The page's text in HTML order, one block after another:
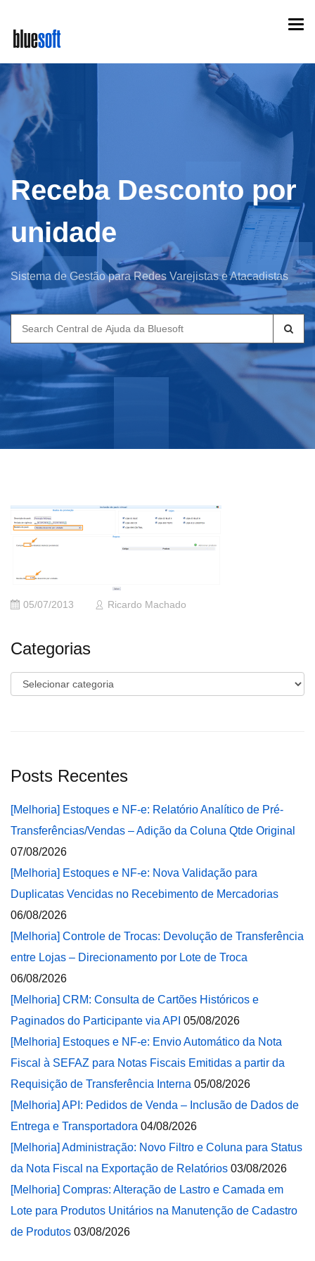
main
content
Receba Desconto por
unidade
Sistema de Gestão para Redes Varejistas e Atacadistas
Search
for:
05/07/2013 Ricardo Machado
Categorias
Categorias
Posts Recentes
[Melhoria] Estoques e NF-e: Relatório Analítico de Pré-
Transferências/Vendas – Adição da Coluna Qtde Original
07/08/2026
[Melhoria] Estoques e NF-e: Nova Validação para
Duplicatas Vencidas no Recebimento de Mercadorias
06/08/2026
[Melhoria] Controle de Trocas: Devolução de Transferência
entre Lojas – Direcionamento por Lote de Troca
06/08/2026
[Melhoria] CRM: Consulta de Cartões Históricos e
Paginados do Participante via API 05/08/2026
[Melhoria] Estoques e NF-e: Envio Automático da Nota
Fiscal à SEFAZ para Notas Fiscais Emitidas a partir da
Requisição de Transferência Interna 05/08/2026
[Melhoria] API: Pedidos de Venda – Inclusão de Dados de
Entrega e Transportadora 04/08/2026
[Melhoria] Administração: Novo Filtro e Coluna para Status
da Nota Fiscal na Exportação de Relatórios 03/08/2026
[Melhoria] Compras: Alteração de Lastro e Camada em
Lote para Produtos Unitários na Manutenção de Cadastro
de Produtos 03/08/2026